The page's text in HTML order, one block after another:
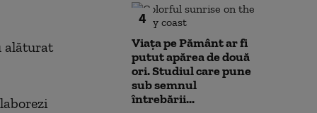
alăturat
4
Viața pe Pământ ar fi
putut apărea de două
ori. Studiul care pune
sub semnul
întrebării...